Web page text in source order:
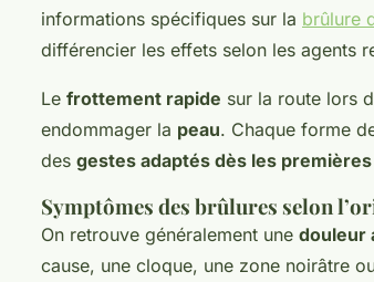
informations spécifiques sur la brûlure
différencier les effets selon les agents
Le frottement rapide sur la route lors
endommager la peau. Chaque forme
des gestes adaptés dès les
Symptômes des brûlures selon
On retrouve généralement une douleur
cause, une cloque, une zone noirâtre